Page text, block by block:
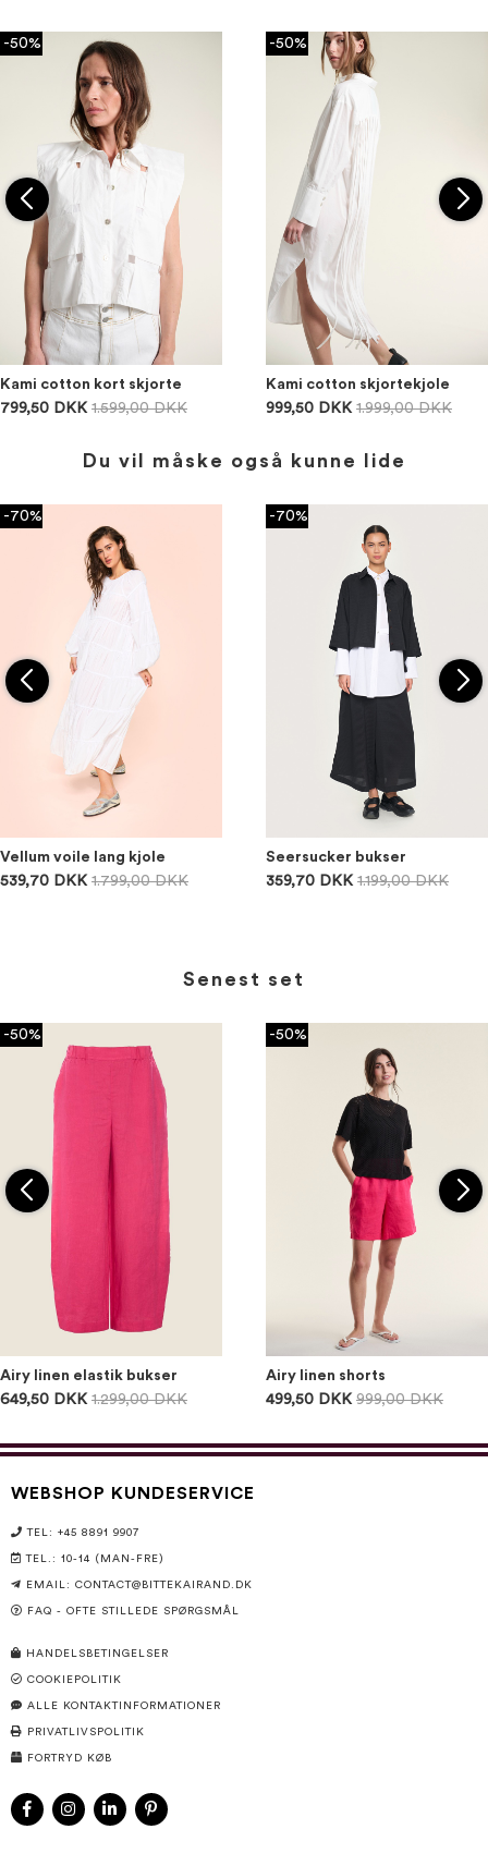
-50%
Kami cotton kort skjorte
799,50 DKK 1.599,00 DKK
-50%
Kami cotton skjortekjole
999,50 DKK 1.999,00 DKK
Du vil måske også kunne lide
-70%
Vellum voile lang kjole
539,70 DKK 1.799,00 DKK
-70%
Seersucker bukser
359,70 DKK 1.199,00 DKK
Senest set
-50%
Airy linen elastik bukser
649,50 DKK 1.299,00 DKK
-50%
Airy linen shorts
499,50 DKK 999,00 DKK
WEBSHOP KUNDESERVICE
TEL: +45 8891 9907
TEL.: 10-14 (MAN-FRE)
EMAIL: CONTACT@BITTEKAIRAND.DK
FAQ - OFTE STILLEDE SPØRGSMÅL
HANDELSBETINGELSER
COOKIEPOLITIK
ALLE KONTAKTINFORMATIONER
PRIVATLIVSPOLITIK
FORTRYD KØB